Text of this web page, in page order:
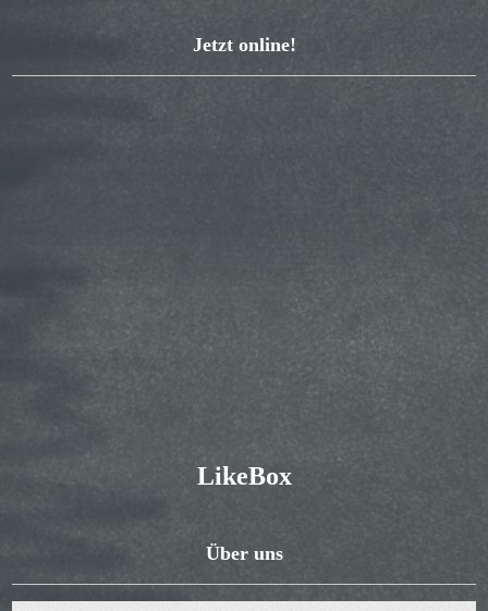
Jetzt online!
LikeBox
Über uns